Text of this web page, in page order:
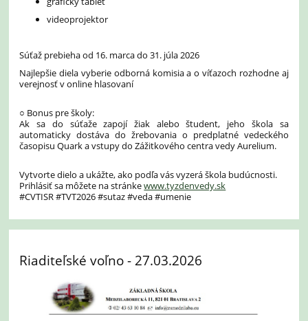
videoprojektor
Súťaž prebieha od 16. marca do 31. júla 2026
Najlepšie diela vyberie odborná komisia a o víťazoch rozhodne aj
verejnosť v online hlasovaní
○ Bonus pre školy:
Ak sa do súťaže zapojí žiak alebo študent, jeho škola sa
automaticky dostáva do žrebovania o predplatné vedeckého
časopisu Quark a vstupy do Zážitkového centra vedy Aurelium.
Vytvorte dielo a ukážte, ako podľa vás vyzerá škola budúcnosti.
Prihlásiť sa môžete na stránkewww.tyzdenvedy.sk
#CVTISR #TVT2026 #sutaz #veda #umenie
Riaditeľské voľno - 27.03.2026